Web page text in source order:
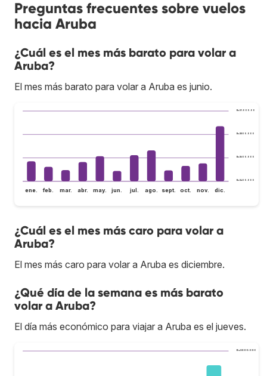
Preguntas frecuentes sobre vuelos
hacia Aruba
¿Cuál es el mes más barato para volar a
Aruba?
El mes más barato para volar a Aruba es junio.
Bs.S400.000
Bs.S600.000
Bs.S800.000
Bs.S1.000.000
ene. feb. mar. abr. may. jun. jul. ago. sept. oct. nov. dic.
¿Cuál es el mes más caro para volar a
Aruba?
El mes más caro para volar a Aruba es diciembre.
¿Qué día de la semana es más barato
volar a Aruba?
El día más económico para viajar a Aruba es el jueves.
Bs.S800.000